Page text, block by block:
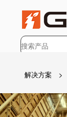
解决方案 >